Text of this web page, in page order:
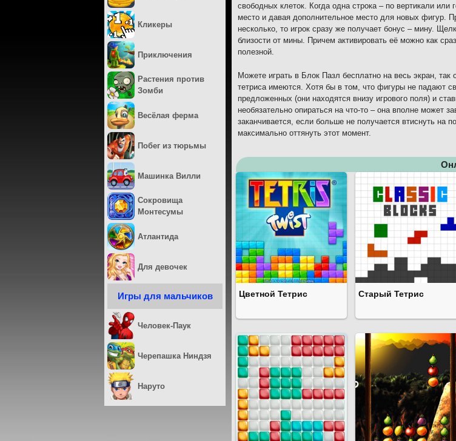
свободных клеток. Когда одна строка – по вертикали или
место и давая дополнительное место для новых фигур.
несколько, то игрок сразу же получает бонус – мину.
близости от мины. Причем активировать её можно как
полезной.
Можете играть в Блок Пазл бесплатно на весь экран,
тетриса имеются. Хотя бы в том, что фигуры не падают
предложенных (они находятся внизу игрового поля) и
необязательно опираться на что-то – она вполне может
заканчивается, если больше не получается втиснуть на
максимально оттянуть этот момент.
Цветной Тетрис Старый Тетрис
Кликеры
Приключения
Растения против
Зомби
Весёлая ферма
Побег из тюрьмы
Машинка Вилли
Сокровища
Монтесумы
Атлантида
Для девочек
Игры для мальчиков
Человек-Паук
Черепашка Ниндзя
Наруто